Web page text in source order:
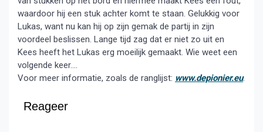
waardoor hij een stuk achter komt te staan. Gelukkig voor
Lukas, want nu kan hij op zijn gemak de partij in zijn
voordeel beslissen. Lange tijd zag dat er niet zo uit en
Kees heeft het Lukas erg moeilijk gemaakt. Wie weet een
volgende keer….
Voor meer informatie, zoals de ranglijst: www.depionier.eu.
Reageer